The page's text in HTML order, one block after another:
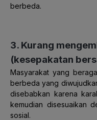
berbeda.
3. Kurang
(kesepakatan
Masyarakat yang
berbeda yang
disebabkan karena
kemudian disesuaikan
sosial.